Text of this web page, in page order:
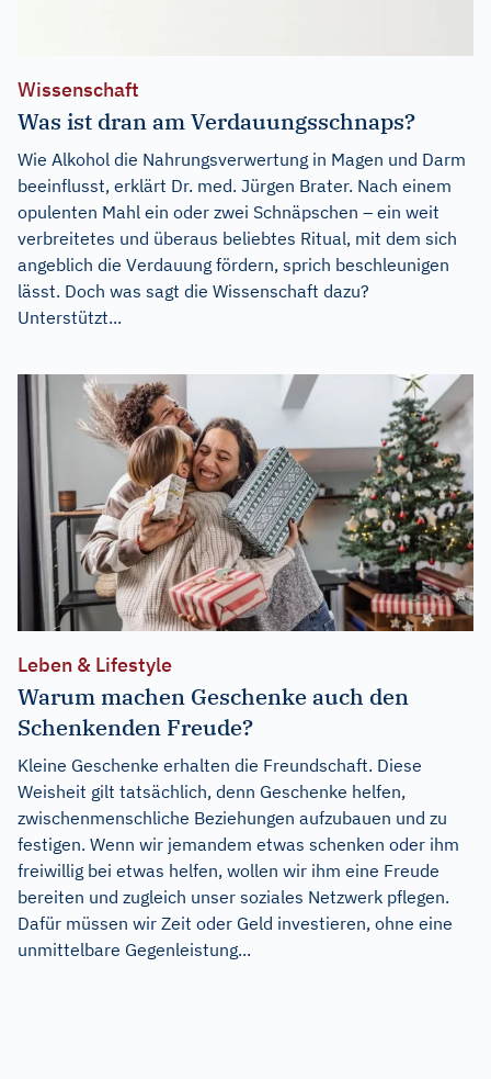
Wissenschaft
Was ist dran am Verdauungsschnaps?
Wie Alkohol die Nahrungsverwertung in Magen und Darm
beeinflusst, erklärt Dr. med. Jürgen Brater. Nach einem
opulenten Mahl ein oder zwei Schnäpschen – ein weit
verbreitetes und überaus beliebtes Ritual, mit dem sich
angeblich die Verdauung fördern, sprich beschleunigen
lässt. Doch was sagt die Wissenschaft dazu?
Unterstützt...
Leben & Lifestyle
Warum machen Geschenke auch den
Schenkenden Freude?
Kleine Geschenke erhalten die Freundschaft. Diese
Weisheit gilt tatsächlich, denn Geschenke helfen,
zwischenmenschliche Beziehungen aufzubauen und zu
festigen. Wenn wir jemandem etwas schenken oder ihm
freiwillig bei etwas helfen, wollen wir ihm eine Freude
bereiten und zugleich unser soziales Netzwerk pflegen.
Dafür müssen wir Zeit oder Geld investieren, ohne eine
unmittelbare Gegenleistung...